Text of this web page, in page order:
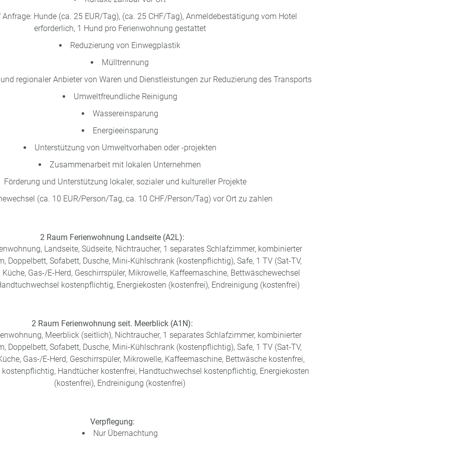
Hunde (ca. 25 EUR/Tag), (ca. 25 CHF/Tag), Anmeldebestätigung vom Hotel
erforderlich, 1 Hund pro Ferienwohnung gestattet
Reduzierung von Einwegplastik
Mülltrennung
regionaler Anbieter von Waren und Dienstleistungen zur Reduzierung des Transports
Umweltfreundliche Reinigung
Wassereinsparung
Energieeinsparung
Unterstützung von Umweltvorhaben oder -projekten
Zusammenarbeit mit lokalen Unternehmen
Förderung und Unterstützung lokaler, sozialer und kultureller Projekte
(ca. 10 EUR/Person/Tag, ca. 10 CHF/Person/Tag) vor Ort zu zahlen
2 Raum Ferienwohnung Landseite (A2L):
Landseite, Südseite, Nichtraucher, 1 separates Schlafzimmer, kombinierter
Doppelbett, Sofabett, Dusche, Mini-Kühlschrank (kostenpflichtig), Safe, 1 TV (Sat-TV,
Gas-/E-Herd, Geschirrspüler, Mikrowelle, Kaffeemaschine, Bettwäschewechsel
kostenpflichtig, Energiekosten (kostenfrei), Endreinigung (kostenfrei)
2 Raum Ferienwohnung seit. Meerblick (A1N):
Meerblick (seitlich), Nichtraucher, 1 separates Schlafzimmer, kombinierter
Doppelbett, Sofabett, Dusche, Mini-Kühlschrank (kostenpflichtig), Safe, 1 TV (Sat-TV,
Gas-/E-Herd, Geschirrspüler, Mikrowelle, Kaffeemaschine, Bettwäsche kostenfrei,
Handtücher kostenfrei, Handtuchwechsel kostenpflichtig, Energiekosten
(kostenfrei), Endreinigung (kostenfrei)
Verpflegung:
Nur Übernachtung